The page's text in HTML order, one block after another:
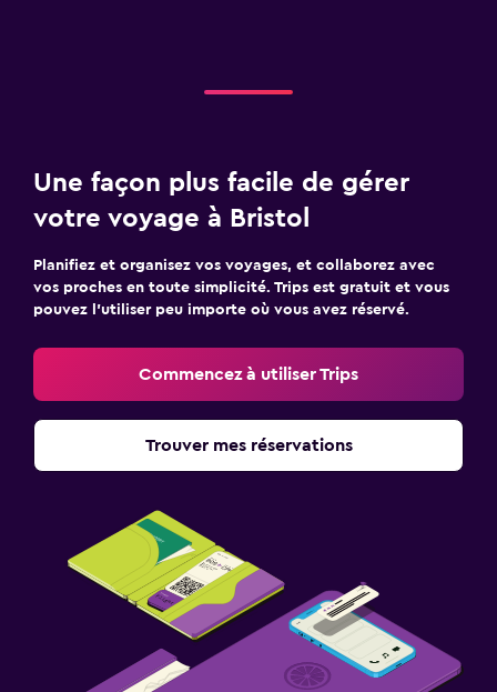
Une façon plus facile de gérer
votre voyage à Bristol
Planifiez et organisez vos voyages, et collaborez avec
vos proches en toute simplicité. Trips est gratuit et vous
pouvez l’utiliser peu importe où vous avez réservé.
Commencez à utiliser Trips
Trouver mes réservations